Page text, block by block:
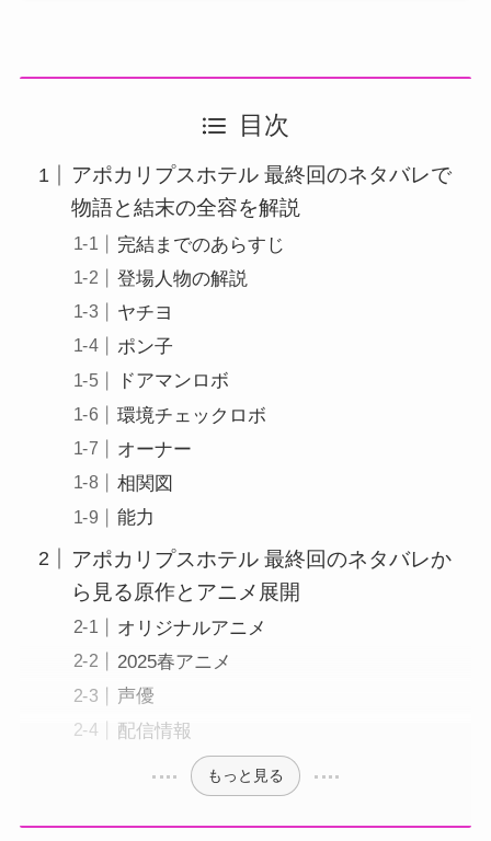
目次
アポカリプスホテル 最終回のネタバレで
物語と結末の全容を解説
完結までのあらすじ
登場人物の解説
ヤチヨ
ポン子
ドアマンロボ
環境チェックロボ
オーナー
相関図
能力
アポカリプスホテル 最終回のネタバレか
ら見る原作とアニメ展開
オリジナルアニメ
2025春アニメ
声優
配信情報
もっと見る